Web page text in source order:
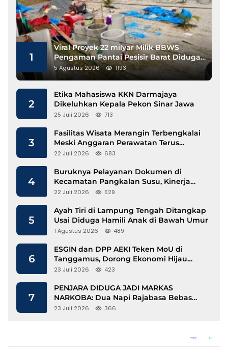
1
Viral Proyek 22 milyar Milik BBWS
Pengaman Pantai Pesisir Barat Diduga
Gunakan Besi Banci
5 Agustus 2026 1193
2
Etika Mahasiswa KKN Darmajaya
Dikeluhkan Kepala Pekon Sinar Jawa
25 Juli 2026 713
3
Fasilitas Wisata Merangin Terbengkalai
Meski Anggaran Perawatan Terus
Mengalir
22 Juli 2026 683
4
Buruknya Pelayanan Dokumen di
Kecamatan Pangkalan Susu, Kinerja
Disdukcapil Langkat Disorot
22 Juli 2026 529
5
Ayah Tiri di Lampung Tengah Ditangkap
Usai Diduga Hamili Anak di Bawah Umur
1 Agustus 2026 489
6
ESGIN dan DPP AEKI Teken MoU di
Tanggamus, Dorong Ekonomi Hijau
Berbasis Kopi dan Perdagangan Karbon
23 Juli 2026 423
7
PENJARA DIDUGA JADI MARKAS
NARKOBA: Dua Napi Rajabasa Bebas
Gunakan HP, Muncul Dugaan
23 Juli 2026 366